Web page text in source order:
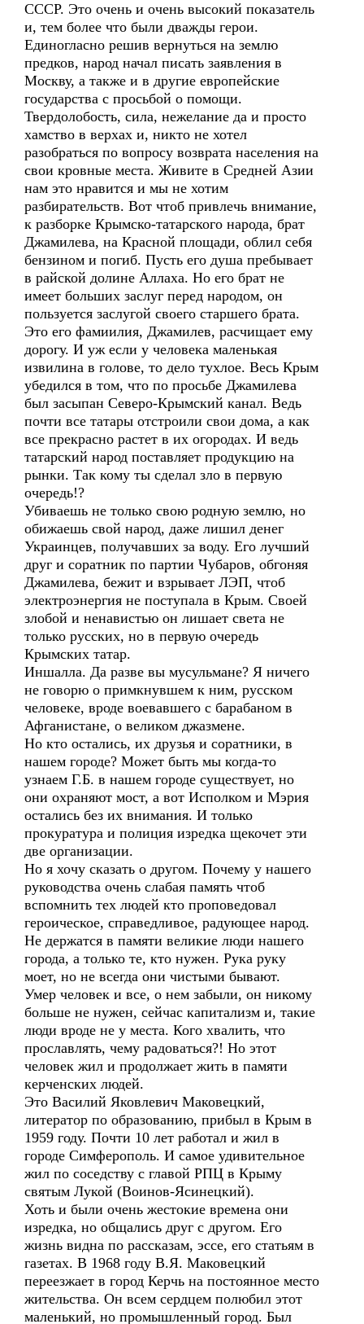
СССР. Это очень и очень высокий показатель
и, тем более что были дважды герои.
Единогласно решив вернуться на землю
предков, народ начал писать заявления в
Москву, а также и в другие европейские
государства с просьбой о помощи.
Твердолобость, сила, нежелание да и просто
хамство в верхах и, никто не хотел
разобраться по вопросу возврата населения на
свои кровные места. Живите в Средней Азии
нам это нравится и мы не хотим
разбирательств. Вот чтоб привлечь внимание,
к разборке Крымско-татарского народа, брат
Джамилева, на Красной площади, облил себя
бензином и погиб. Пусть его душа пребывает
в райской долине Аллаха. Но его брат не
имеет больших заслуг перед народом, он
пользуется заслугой своего старшего брата.
Это его фамиилия, Джамилев, расчищает ему
дорогу. И уж если у человека маленькая
извилина в голове, то дело тухлое. Весь Крым
убедился в том, что по просьбе Джамилева
был засыпан Северо-Крымский канал. Ведь
почти все татары отстроили свои дома, а как
все прекрасно растет в их огородах. И ведь
татарский народ поставляет продукцию на
рынки. Так кому ты сделал зло в первую
очередь!?
Убиваешь не только свою родную землю, но
обижаешь свой народ, даже лишил денег
Украинцев, получавших за воду. Его лучший
друг и соратник по партии Чубаров, обгоняя
Джамилева, бежит и взрывает ЛЭП, чтоб
электроэнергия не поступала в Крым. Своей
злобой и ненавистью он лишает света не
только русских, но в первую очередь
Крымских татар.
Иншалла. Да разве вы мусульмане? Я ничего
не говорю о примкнувшем к ним, русском
человеке, вроде воевавшего с барабаном в
Афганистане, о великом джазмене.
Но кто остались, их друзья и соратники, в
нашем городе? Может быть мы когда-то
узнаем Г.Б. в нашем городе существует, но
они охраняют мост, а вот Исполком и Мэрия
остались без их внимания. И только
прокуратура и полиция изредка щекочет эти
две организации.
Но я хочу сказать о другом. Почему у нашего
руководства очень слабая память чтоб
вспомнить тех людей кто проповедовал
героическое, справедливое, радующее народ.
Не держатся в памяти великие люди нашего
города, а только те, кто нужен. Рука руку
моет, но не всегда они чистыми бывают.
Умер человек и все, о нем забыли, он никому
больше не нужен, сейчас капитализм и, такие
люди вроде не у места. Кого хвалить, что
прославлять, чему радоваться?! Но этот
человек жил и продолжает жить в памяти
керченских людей.
Это Василий Яковлевич Маковецкий,
литератор по образованию, прибыл в Крым в
1959 году. Почти 10 лет работал и жил в
городе Симферополь. И самое удивительное
жил по соседству с главой РПЦ в Крыму
святым Лукой (Воинов-Ясинецкий).
Хоть и были очень жестокие времена они
изредка, но общались друг с другом. Его
жизнь видна по рассказам, эссе, его статьям в
газетах. В 1968 году В.Я. Маковецкий
переезжает в город Керчь на постоянное место
жительства. Он всем сердцем полюбил этот
маленький, но промышленный город. Был